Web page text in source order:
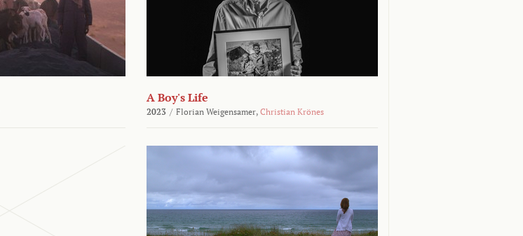
A Boy's Life
2023 / Florian Weigensamer, Christian Krönes